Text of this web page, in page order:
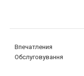
Впечатления
Обслуговування